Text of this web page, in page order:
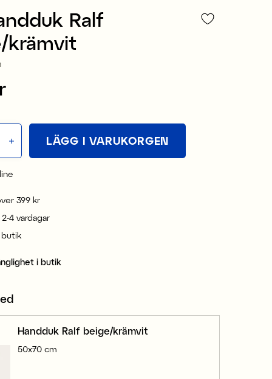
Ralf
krämvit
kr
LÄGG I VARUKORGEN
399 kr
4 vardagar
butik
i butik
Handduk Ralf beige/krämvit
50x70 cm